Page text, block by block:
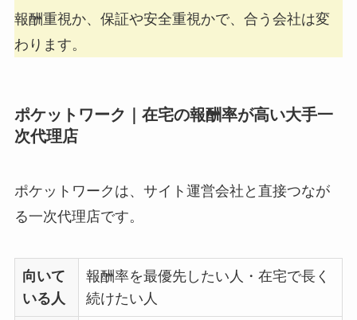
報酬重視か、保証や安全重視かで、合う会社は変
わります。
ポケットワーク｜在宅の報酬率が高い大手一
次代理店
ポケットワークは、サイト運営会社と直接つなが
る一次代理店です。
向いて
いる人
報酬率を最優先したい人・在宅で長く
続けたい人